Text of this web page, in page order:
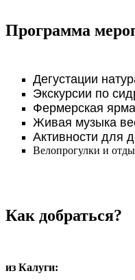
Программа
Дегустации
Экскурсии по
Фермерская
Живая музыка
Активности для
Велопрогулки и
Как добраться?
из Калуги: